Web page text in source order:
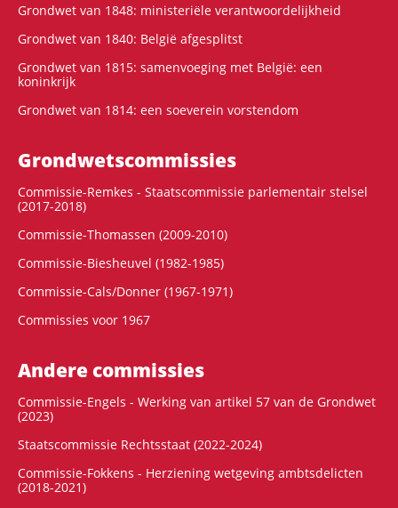
Grondwet van 1848: ministeriële verantwoordelijkheid
Grondwet van 1840: België afgesplitst
Grondwet van 1815: samenvoeging met België: een
koninkrijk
Grondwet van 1814: een soeverein vorstendom
Grondwets­commissies
Commissie-Remkes - Staatscommissie parlementair stelsel
(2017-2018)
Commissie-Thomassen (2009-2010)
Commissie-Biesheuvel (1982-1985)
Commissie-Cals/Donner (1967-1971)
Commissies voor 1967
Andere commissies
Commissie-Engels - Werking van artikel 57 van de Grondwet
(2023)
Staatscommissie Rechtsstaat (2022-2024)
Commissie-Fokkens - Herziening wetgeving ambtsdelicten
(2018-2021)